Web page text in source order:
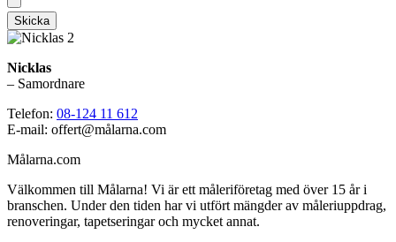
Skicka
Nicklas
– Samordnare
Telefon: 08-124 11 612
E-mail: offert@målarna.com
Målarna.com
Välkommen till Målarna! Vi är ett måleriföretag med över 15 år i
branschen. Under den tiden har vi utfört mängder av måleriuppdrag,
renoveringar, tapetseringar och mycket annat.